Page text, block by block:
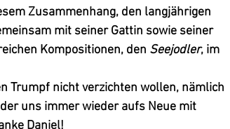
Zusammenhang, den langjährigen
mit seiner Gattin sowie seiner
Kompositionen, den Seejodler, im
Trumpf nicht verzichten wollen, nämlich
uns immer wieder aufs Neue mit
Daniel!